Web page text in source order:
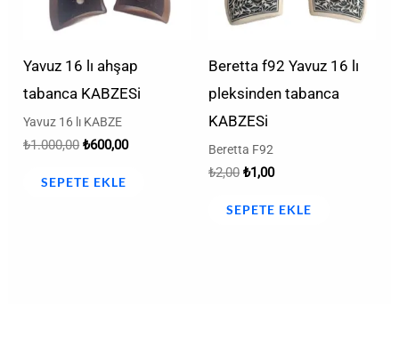
Yavuz 16 lı ahşap
tabanca KABZESi
Yavuz 16 lı KABZE
₺1.000,00 ₺600,00
SEPETE EKLE
Beretta f92 Yavuz 16 lı
pleksinden tabanca
KABZESi
Beretta F92
₺2,00 ₺1,00
SEPETE EKLE